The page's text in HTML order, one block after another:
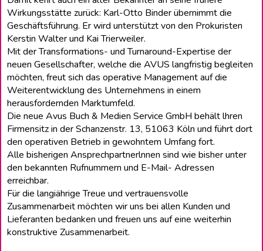
Wirkungsstätte zurück: Karl-Otto Binder übernimmt die
Geschäftsführung. Er wird unterstützt von den Prokuristen
Kerstin Walter und Kai Trierweiler.
Mit der Transformations- und Turnaround-Expertise der
neuen Gesellschafter, welche die AVUS langfristig begleiten
möchten, freut sich das operative Management auf die
Weiterentwicklung des Unternehmens in einem
herausfordernden Marktumfeld.
Die neue Avus Buch & Medien Service GmbH behält lhren
Firmensitz in der Schanzenstr. 13, 51063 Köln und führt dort
den operativen Betrieb in gewohntem Umfang fort.
Alle bisherigen Ansprechpartnerlnnen sind wie bisher unter
den bekannten Rufnummern und E-Mail- Adressen
erreichbar.
Für die langiährige Treue und vertrauensvolle
Zusammenarbeit möchten wir uns bei allen Kunden und
Lieferanten bedanken und freuen uns auf eine weiterhin
konstruktive Zusammenarbeit.